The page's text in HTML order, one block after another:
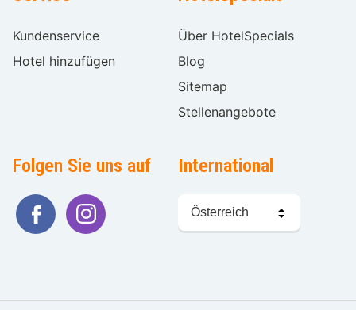
Kundenservice
Hotel hinzufügen
Über HotelSpecials
Blog
Sitemap
Stellenangebote
Folgen Sie uns auf International
Sprache
wählen